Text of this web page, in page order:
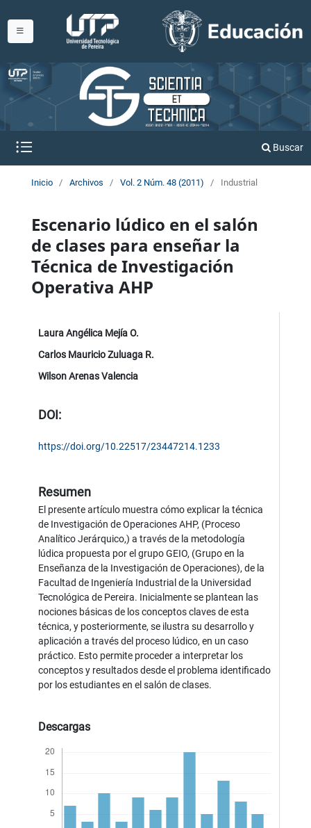
Buscar
Inicio / Archivos / Vol. 2 Núm. 48 (2011) / Industrial
Escenario lúdico en el salón
de clases para enseñar la
Técnica de Investigación
Operativa AHP
Laura Angélica Mejía O.
Carlos Mauricio Zuluaga R.
Wilson Arenas Valencia
DOI:
https://doi.org/10.22517/23447214.1233
Resumen
El presente artículo muestra cómo explicar la técnica
de Investigación de Operaciones AHP, (Proceso
Analítico Jerárquico,) a través de la metodología
lúdica propuesta por el grupo GEIO, (Grupo en la
Enseñanza de la Investigación de Operaciones), de la
Facultad de Ingeniería Industrial de la Universidad
Tecnológica de Pereira. Inicialmente se plantean las
nociones básicas de los conceptos claves de esta
técnica, y posteriormente, se ilustra su desarrollo y
aplicación a través del proceso lúdico, en un caso
práctico. Esto permite proceder a interpretar los
conceptos y resultados desde el problema identificado
por los estudiantes en el salón de clases.
Descargas